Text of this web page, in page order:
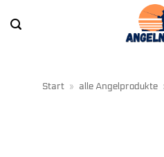
Inhalt
Start » alle Angelprodukte